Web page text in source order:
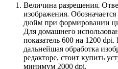
Величина разрешения.
изображения.
дюйм при формировании
Для домашнего
показатель 600 на 1200
дальнейшая обработка
редакторе, стоит купить
минимум 2000 dpi.